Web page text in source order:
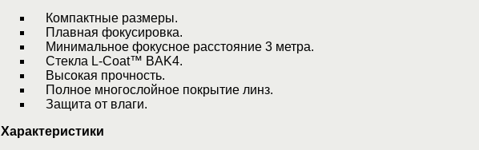
Компактные размеры.
Плавная фокусировка.
Минимальное фокусное расстояние 3 метра.
Стекла L-Coat™ BAK4.
Высокая прочность.
Полное многослойное покрытие линз.
Защита от влаги.
Характеристики